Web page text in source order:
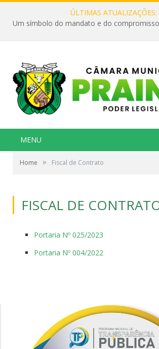
ÚLTIMAS ATUALIZAÇÕES:
MENU
Home » Fiscal de Contrato
FISCAL DE
Portaria Nº 025/2023
Portaria Nº 004/2022